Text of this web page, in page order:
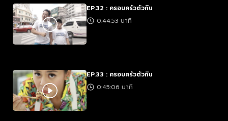
EP.32 : ครอบครัวตัวกิน
0:44:53 นาที
EP.33 : ครอบครัวตัวกิน
0:45:06 นาที